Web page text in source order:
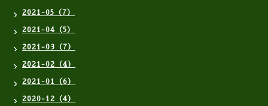
2021-05（7）
2021-04（5）
2021-03（7）
2021-02（4）
2021-01（6）
2020-12（4）